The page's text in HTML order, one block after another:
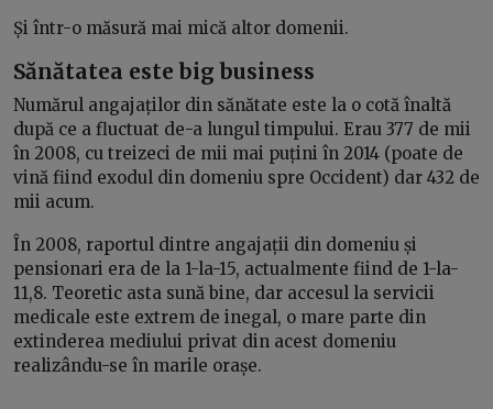
Și într-o măsură mai mică altor domenii.
Sănătatea este big business
Numărul angajaților din sănătate este la o cotă înaltă
după ce a fluctuat de-a lungul timpului. Erau 377 de mii
în 2008, cu treizeci de mii mai puțini în 2014 (poate de
vină fiind exodul din domeniu spre Occident) dar 432 de
mii acum.
În 2008, raportul dintre angajații din domeniu și
pensionari era de la 1-la-15, actualmente fiind de 1-la-
11,8. Teoretic asta sună bine, dar accesul la servicii
medicale este extrem de inegal, o mare parte din
extinderea mediului privat din acest domeniu
realizându-se în marile orașe.